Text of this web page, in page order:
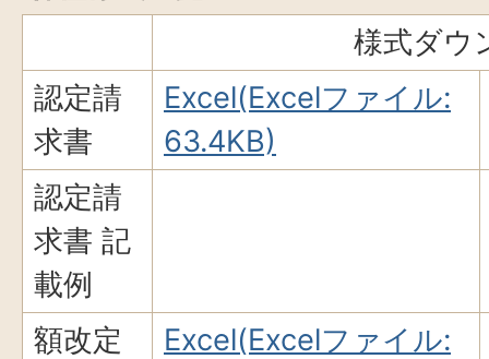
様式ダウ
認定請
求書
Excel(Excelファイル:
63.4KB)
認定請
求書 記
載例
額改定
Excel(Excelファイル: